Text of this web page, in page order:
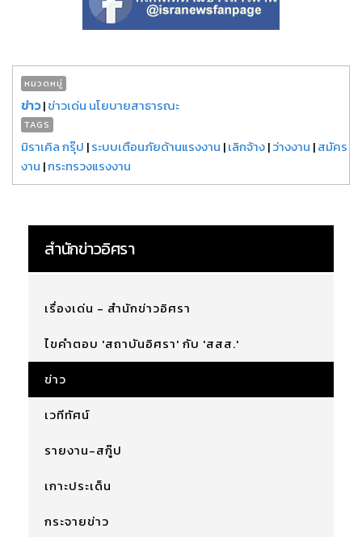
หมวดหมู่
ข่าว|ข่าวเด่น นโยบายสาธารณะ
TAGS
มิราเคิล กรุ๊ป |ระบบเตือนภัยด้านแรงงาน |เลิกจ้าง|ว่างงาน |สมัคร
งาน |กระทรวงแรงงาน
สำนักข่าวอิศรา
เรื่องเด่น - สำนักข่าวอิศรา
ไขคำตอบ 'สถาบันอิศรา' กับ 'สสส.'
ข่าว
เวทีทัศน์
รายงาน-สกู๊ป
เกาะประเด็น
กระจายข่าว